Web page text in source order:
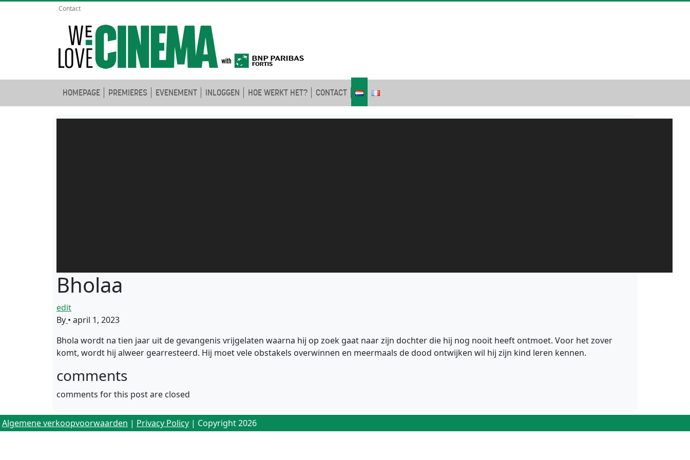
Contact
HOMEPAGE PREMIERES EVENEMENT INLOGGEN HOE WERKT HET? CONTACT
Bholaa
edit
By • april 1, 2023
Bhola wordt na tien jaar uit de gevangenis vrijgelaten waarna hij op zoek gaat naar zijn dochter die hij nog nooit heeft ontmoet. Voor het zover
komt, wordt hij alweer gearresteerd. Hij moet vele obstakels overwinnen en meermaals de dood ontwijken wil hij zijn kind leren kennen.
comments
comments for this post are closed
Algemene verkoopvoorwaarden | Privacy Policy | Copyright 2026